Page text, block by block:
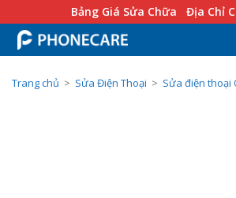
Bảng Giá Sửa Chữa Địa Chỉ
Trang chủ > Sửa Điện Thoại > Sửa điện thoại